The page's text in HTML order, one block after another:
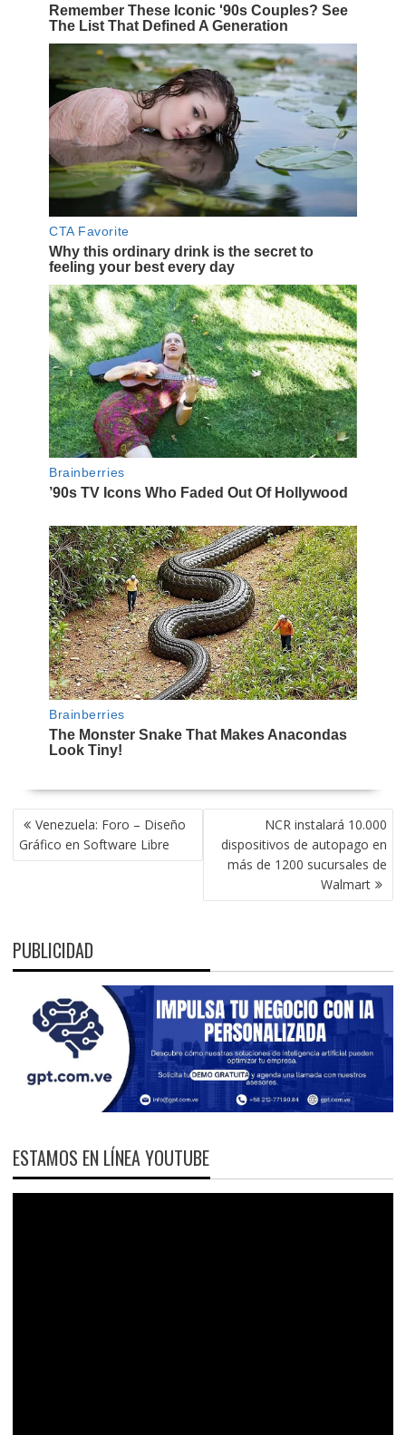
NAVEGACIÓN
DE
ENTRADAS
Venezuela: Foro – Diseño
Gráfico en Software Libre
NCR instalará 10.000
dispositivos de autopago en
más de 1200 sucursales de
Walmart
PUBLICIDAD
ESTAMOS EN LÍNEA YOUTUBE